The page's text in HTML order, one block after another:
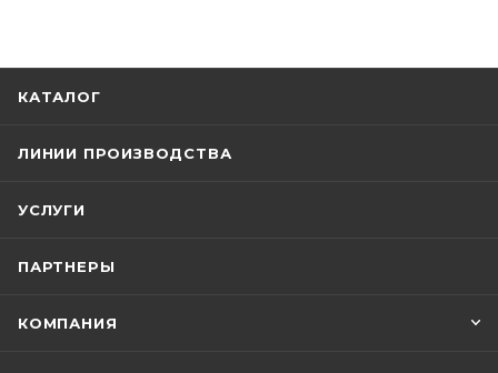
КАТАЛОГ
ЛИНИИ ПРОИЗВОДСТВА
УСЛУГИ
ПАРТНЕРЫ
КОМПАНИЯ